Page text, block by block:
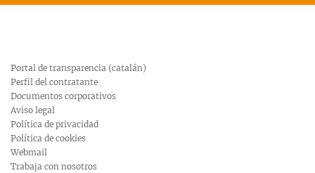
Portal de transparencia (catalán)
Perfil del contratante
Documentos corporativos
Aviso legal
Política de privacidad
Política de cookies
Webmail
Trabaja con nosotros